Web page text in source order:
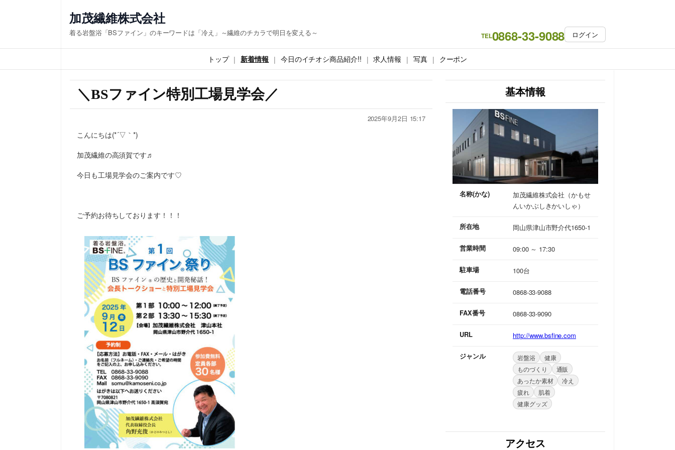
加茂繊維株式会社
着る岩盤浴「BSファイン」のキーワードは「冷え」～繊維のチカラで明日を変える～ TEL0868-33-9088 ログイン
トップ 新着情報 今日のイチオシ商品紹介!! 求人情報 写真 クーポン
＼BSファイン特別工場見学会／
2025年9月2日 15:17
こんにちは(*´▽｀*)
加茂繊維の高須賀です♬
今日も工場見学会のご案内です♡
ご予約お待ちしております！！！
基本情報
名称(かな)
加茂繊維株式会社（かもせ
んいかぶしきかいしゃ）
所在地 岡山県津山市野介代1650-1
営業時間 09:00 ～ 17:30
駐車場 100台
電話番号 0868-33-9088
FAX番号 0868-33-9090
URL http://www.bsfine.com
ジャンル 岩盤浴
健康
ものづくり
通販
あったか素材
冷え
疲れ
肌着
健康グッズ
アクセス